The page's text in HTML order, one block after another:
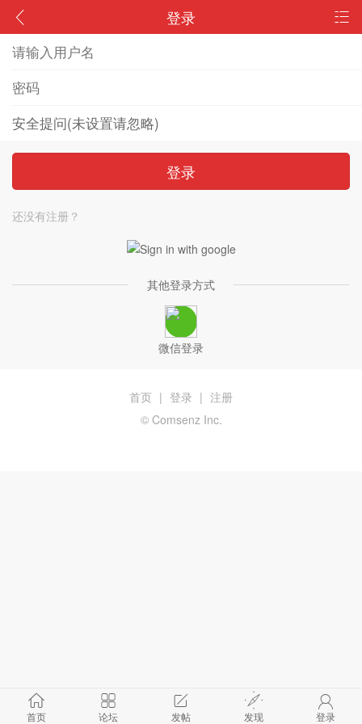
登录
登录
还没有注册？
其他登录方式
微信登录
首页 论坛 发帖 发现 登录
首页 | 登录 | 注册
© Comsenz Inc.